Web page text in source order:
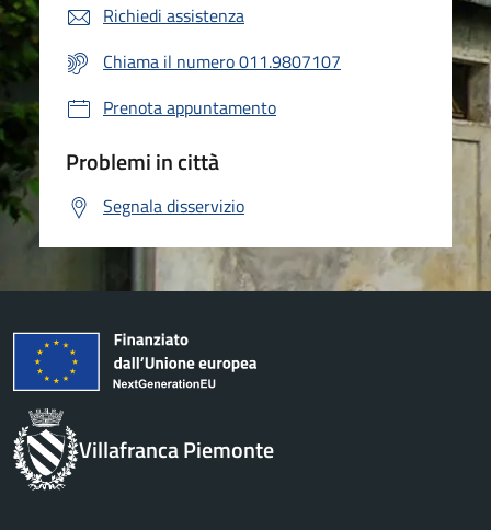
Richiedi assistenza
Chiama il numero 011.9807107
Prenota appuntamento
Problemi in città
Segnala disservizio
Villafranca Piemonte